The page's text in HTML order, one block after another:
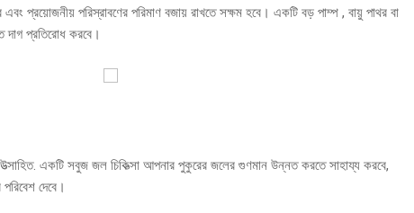
প্রয়োজনীয় পরিস্রাবণের পরিমাণ বজায় রাখতে সক্ষম হবে। একটি বড় পাম্প, বায়ু পাথর বা
প্রতিরোধ করবে।
একটি সবুজ জল চিকিত্সাআপনার পুকুরের জলের গুণমান উন্নত করতে সাহায্য করবে,
দেবে।